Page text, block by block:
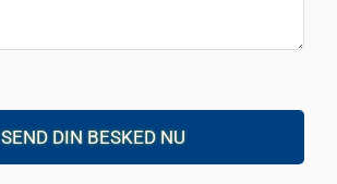
SEND DIN BESKED NU